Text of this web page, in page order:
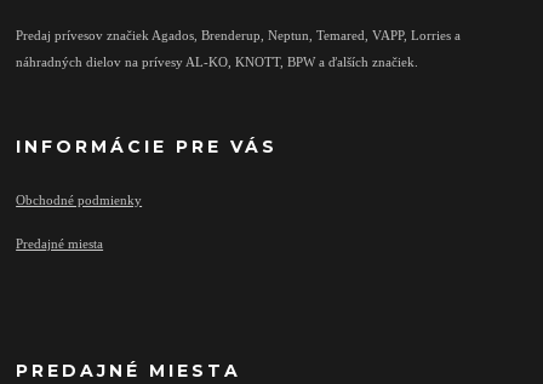
Predaj prívesov značiek Agados, Brenderup, Neptun, Temared, VAPP, Lorries a
náhradných dielov na prívesy AL-KO, KNOTT, BPW a ďalších značiek.
INFORMÁCIE PRE VÁS
Obchodné podmienky
Predajné miesta
PREDAJNÉ MIESTA